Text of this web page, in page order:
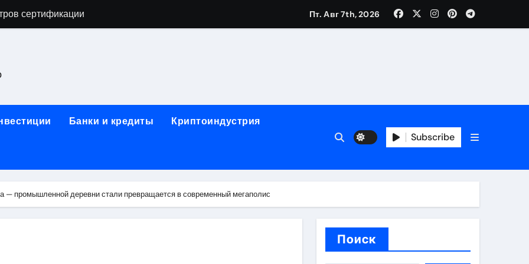
сертификации
и электрооборудование для ногтевого сервиса, наращивания ресниц и депиляции
работы на объектах культурного наследия
базальтового теплоизоляционного шнура разных диаметров
одежды: джемперы, брюки, куртки
для освоения актуальных профессий онлайн
данных назначение и виды
Пт. Авг 7th, 2026
Банки и кредиты Криптоиндустрия
Subscribe
— промышленной деревни стали превращается в современный мегаполис
Поиск